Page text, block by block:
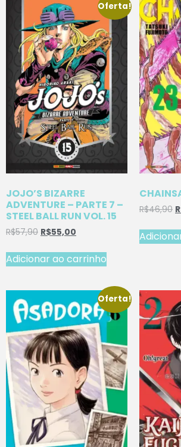
Oferta!
JOJO’S BIZARRE
ADVENTURE – PARTE 7 –
STEEL BALL RUN VOL. 15
R$57,90 R$55,00
Adicionar ao carrinho
R$46,90
Oferta!